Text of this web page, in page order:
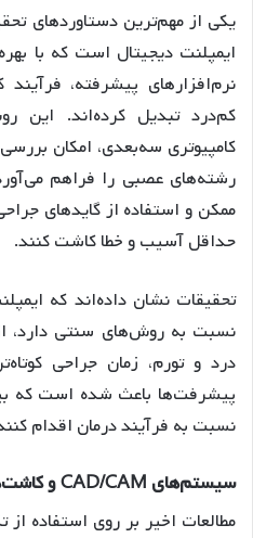
یکی از مهم‌ترین دستاوردهای
ایمپلنت دیجیتال است که با
نرم‌افزارهای پیشرفته،
کم‌درد تبدیل کرده‌اند. این
کامپیوتری سه‌بعدی، امکان
رشته‌های عصبی را فراهم
ممکن و استفاده از گایدهای
حداقل آسیب و خطا کاشت کنند.
تحقیقات نشان داده‌اند که
نسبت به روش‌های سنتی دارد،
درد و تورم، زمان جراحی
پیشرفت‌ها باعث شده است که
نسبت به فرآیند درمان اقدام
سیستمهای وکاشت